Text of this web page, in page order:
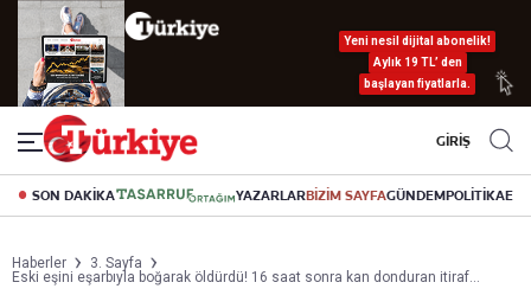
Yeni nesil dijital abonelik!
Aylık 19 TL’ den
başlayan fiyatlarla.
GİRİŞ
SON DAKİKA YAZARLARBİZİM SAYFAGÜNDEMPOLİTİKA
Haberler
3. Sayfa
Eski eşini eşarbıyla boğarak öldürdü! 16 saat sonra kan donduran itiraf…